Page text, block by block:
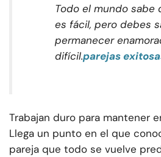
Todo el mundo sabe
es fácil, pero debes
permanecer
difícil.parejas
Trabajan duro para mantener
Llega un punto en el que
pareja que todo se vuelve